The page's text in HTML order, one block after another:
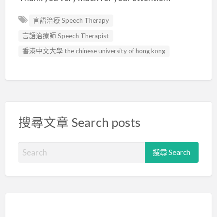
言語治療 Speech Therapy
言語治療師 Speech Therapist
香港中文大學 the chinese university of hong kong
搜尋文章 Search posts
a